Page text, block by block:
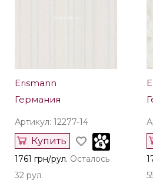
Erismann
Германия
Артикул: 12277-14
Купить
1761 грн/рул. Осталось
32 рул.